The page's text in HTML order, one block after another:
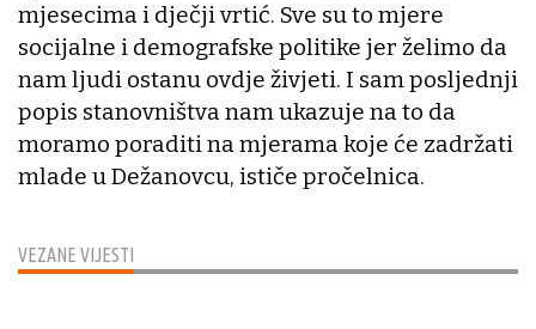
VEZANE VIJESTI
mjesecima i dječji vrtić. Sve su to mjere
socijalne i demografske politike jer želimo da
nam ljudi ostanu ovdje živjeti. I sam posljednji
popis stanovništva nam ukazuje na to da
moramo poraditi na mjerama koje će zadržati
mlade u Dežanovcu, ističe pročelnica.